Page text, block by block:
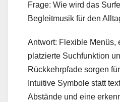
Frage: Wie wird das
Begleitmusik für den
Antwort: Flexible Menüs,
platzierte Suchfunktion
Rückkehrpfade sorgen
Intuitive Symbole statt
Abstände und eine